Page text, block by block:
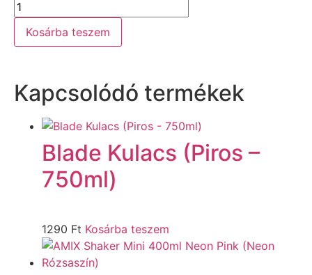
Kosárba teszem
Kapcsolódó termékek
Blade Kulacs (Piros –
750ml)
1290 Ft Kosárba teszem